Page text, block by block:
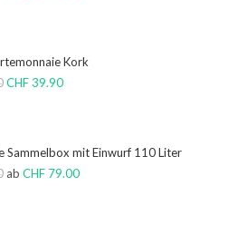
Kork
CHF39.90
Sammelbox mit Einwurf 110 Liter
abCHF 79.00